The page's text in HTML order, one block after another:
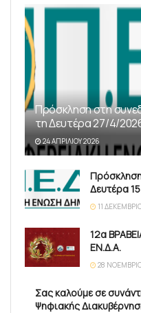
Πρόσκληση στη
τη Δευτέρα 27/4/
24 ΑΠΡΙΛΊΟΥ 2026
Δευτέρα
11
12α
ΕΝ.Δ.Α.
28
Σας καλούμε σε
Ψηφιακής